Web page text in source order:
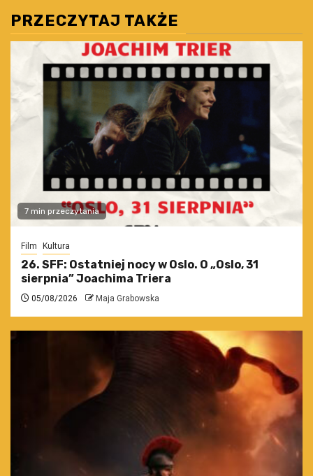
PRZECZYTAJ TAKŻE
7 min przeczytania
Film Kultura
26. SFF: Ostatniej nocy w Oslo. O „Oslo, 31
sierpnia” Joachima Triera
05/08/2026 Maja Grabowska